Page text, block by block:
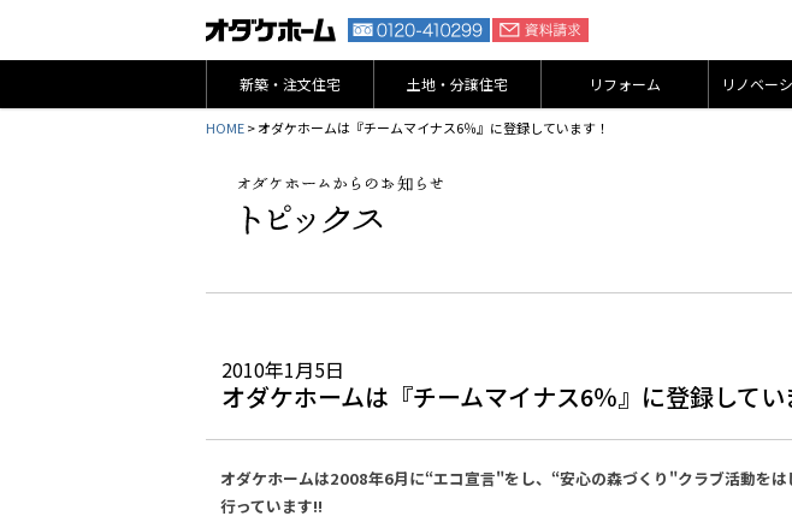
新築・注文住宅 土地・分譲住宅 リフォーム リノベー
HOME> オダケホームは『チームマイナス6％』に登録しています！
2010年1月5日
オダケホームは『チームマイナス6％』に登録してい
オダケホームは2008年6月に“エコ宣言"をし、“安心の森づくり"クラブ活動を
行っています!!